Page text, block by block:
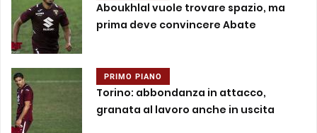
Aboukhlal vuole trovare spazio, ma
prima deve convincere Abate
PRIMO PIANO
Torino: abbondanza in attacco,
granata al lavoro anche in uscita